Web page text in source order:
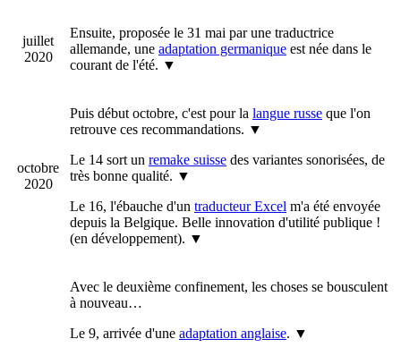
juillet
2020
Ensuite, proposée le 31 mai par une traductrice
allemande, une adaptation germanique est née dans le
courant de l'été. ▼
octobre
2020
Puis début octobre, c'est pour la langue russe que l'on
retrouve ces recommandations. ▼
Le 14 sort un remake suisse des variantes sonorisées, de
très bonne qualité. ▼
Le 16, l'ébauche d'un traducteur Excel m'a été envoyée
depuis la Belgique. Belle innovation d'utilité publique !
(en développement). ▼
Avec le deuxième confinement, les choses se bousculent
à nouveau…
Le 9, arrivée d'une adaptation anglaise. ▼